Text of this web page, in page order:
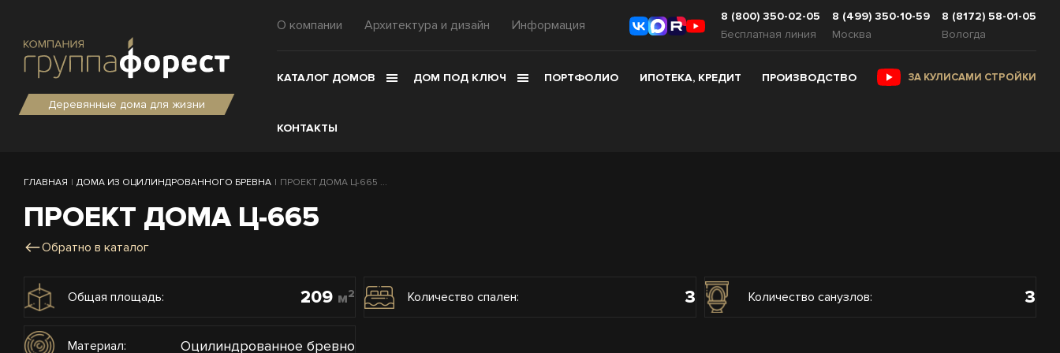
Деревянные дома для жизни
О компании Архитектура и дизайн Информация
8 (800) 350-02-05
Бесплатная линия
8 (499) 350-10-59
Москва
8 (8172) 58-01-05
Вологда
КАТАЛОГ ДОМОВ ДОМ ПОД КЛЮЧ ПОРТФОЛИО ИПОТЕКА, КРЕДИТ ПРОИЗВОДСТВО ЗА КУЛИСАМИ СТРОЙКИ
КОНТАКТЫ
ГЛАВНАЯ | ДОМА ИЗ ОЦИЛИНДРОВАННОГО БРЕВНА | ПРОЕКТ ДОМА Ц-665 ...
ПРОЕКТ ДОМА Ц-665
Обратно в каталог
Общая площадь: 209 м2 Количество спален: 3 Количество санузлов: 3
Материал: Оцилиндрованное бревно